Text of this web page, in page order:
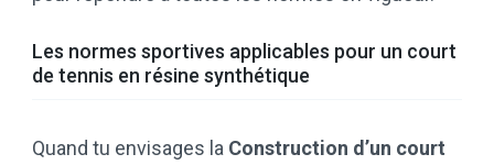
Les normes sportives applicables pour un court
de tennis en résine synthétique
Quand tu envisages la Construction d’un court